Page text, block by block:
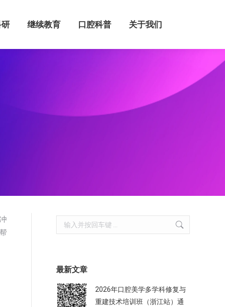
继续教育 口腔科普 关于我们
Search:
最新文章
2026年口腔美学多学科修复与
重建技术培训班（浙江站）通